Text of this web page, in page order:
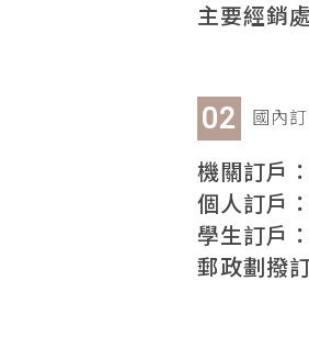
主要經銷
國內
機關訂戶：
個人訂戶：
學生訂戶：
郵政劃撥